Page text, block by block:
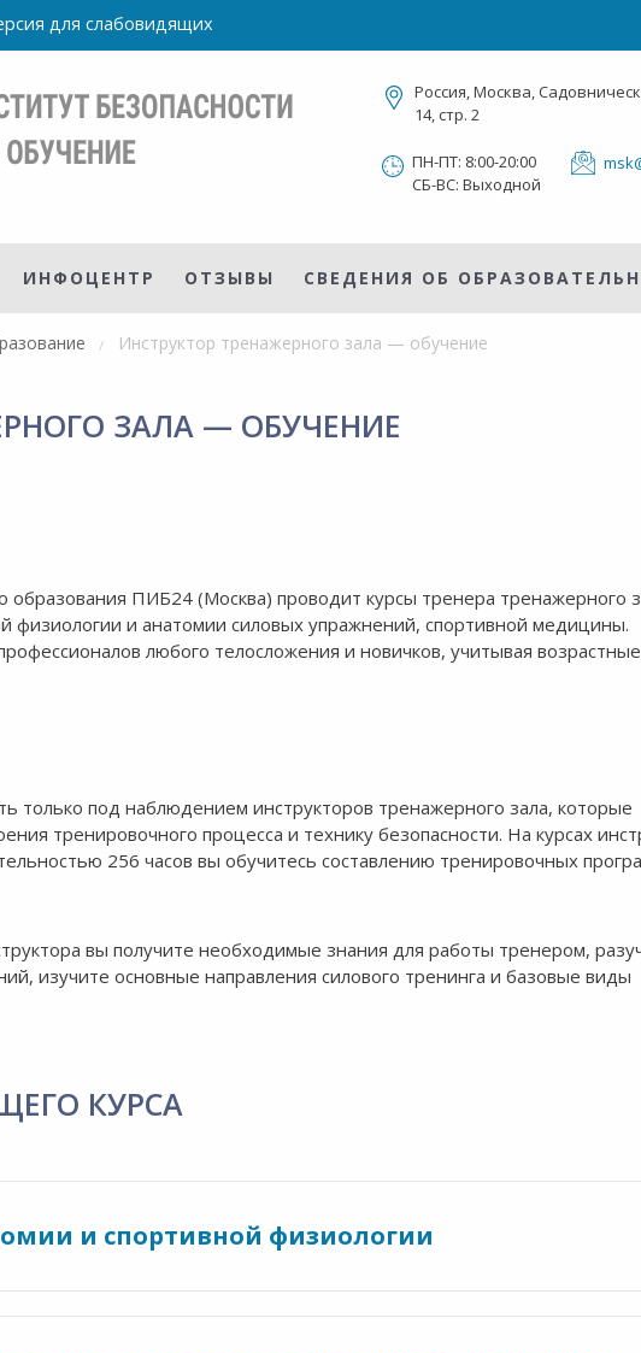
для слабовидящих
Россия, Москва,
14, стр. 2
ПН-ПТ: 8:00-20:00
СБ-ВС: Выходной
ИНФОЦЕНТР ОТЗЫВЫ СВЕДЕНИЯ ОБ
Инструктор тренажерного зала — обучение
ЗАЛА — ОБУЧЕНИЕ
образования ПИБ24 (Москва) проводит курсы тренера тренажерного
физиологии и анатомии силовых упражнений, спортивной медицины.
любого телосложения и новичков, учитывая возрастные
только под наблюдением инструкторов тренажерного зала, которые
тренировочного процесса и технику безопасности. На курсах
256 часов вы обучитесь составлению тренировочных
вы получите необходимые знания для работы тренером,
изучите основные направления силового тренинга и базовые виды
КУРСА
и спортивной физиологии